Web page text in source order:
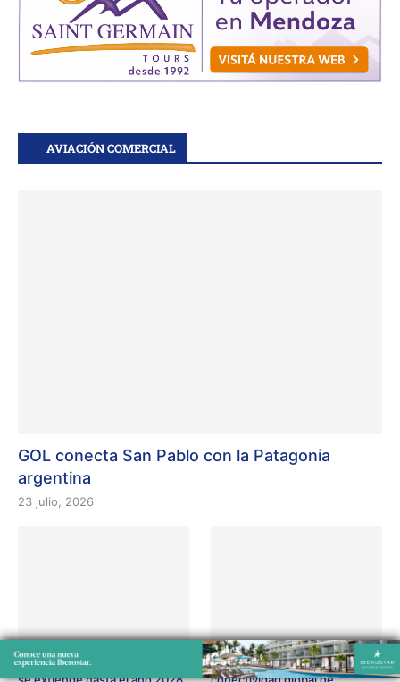
AVIACIÓN COMERCIAL
GOL conecta San Pablo con la Patagonia
argentina
23 julio, 2026
Alianza Assist Card Aerolíneas
se extiende hasta el año 2028
Qatar Airways potencia la
conectividad global de